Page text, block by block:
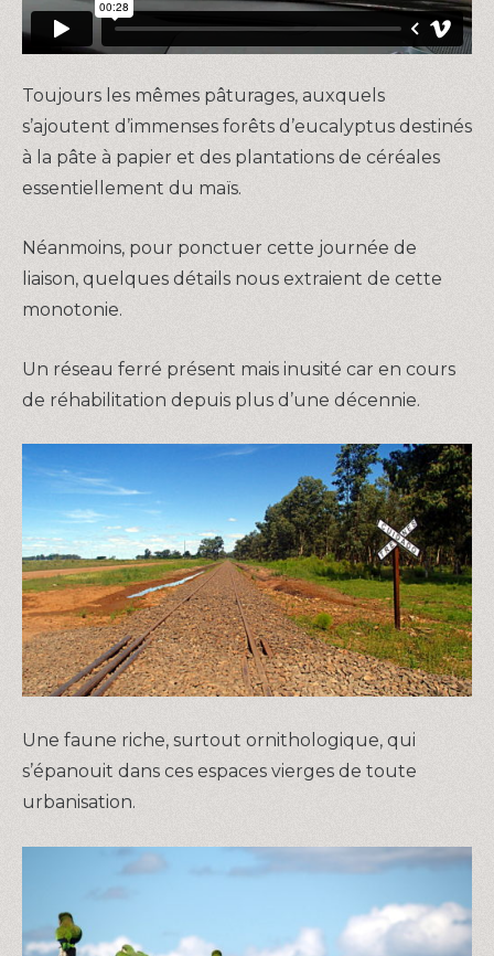
Toujours les mêmes pâturages, auxquels
s’ajoutent d’immenses forêts d’eucalyptus destinés
à la pâte à papier et des plantations de céréales
essentiellement du maïs.
Néanmoins, pour ponctuer cette journée de
liaison, quelques détails nous extraient de cette
monotonie.
Un réseau ferré présent mais inusité car en cours
de réhabilitation depuis plus d’une décennie.
Une faune riche, surtout ornithologique, qui
s’épanouit dans ces espaces vierges de toute
urbanisation.